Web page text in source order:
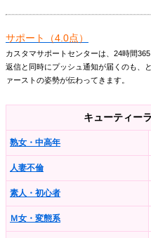
サポート（4.0点）
カスタマサポートセンターは、24時間
返信と同時にプッシュ通知が届くのも、
ァーストの姿勢が伝わってきます。
キューティー
熟女・中高年
人妻不倫
素人・初心者
Ｍ女・変態系